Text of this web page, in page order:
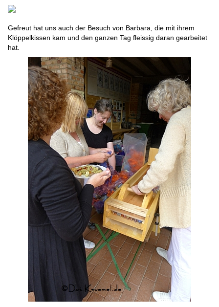
Gefreut hat uns auch der Besuch von Barbara, die mit ihrem
Klöppelkissen kam und den ganzen Tag fleissig daran gearbeitet
hat.